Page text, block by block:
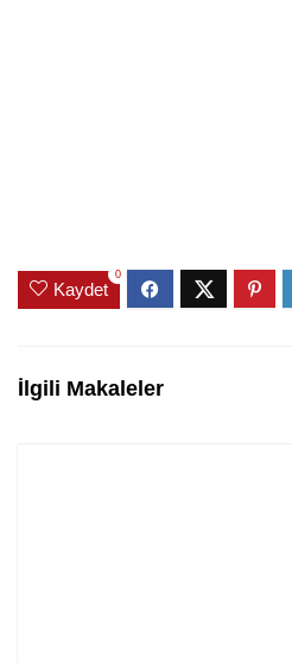
Kaydet
0
İlgili Makaleler